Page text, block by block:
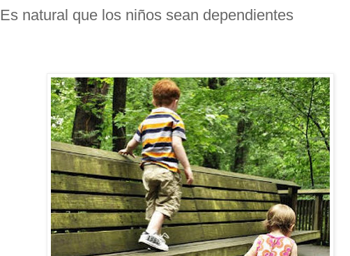
Es natural que los niños sean dependientes